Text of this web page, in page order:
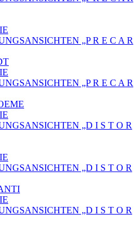
„P R E C A R
„P R E C A R
„D I S T O R
„D I S T O R
„D I S T O R